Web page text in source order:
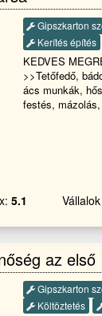
Gipszkarton
Kerítés építés
KEDVES
>>Tetőfedő,
ács munkák,
festés, mázolás,
kedvezmény!!!!
5.1
az első
Gipszkarton
Költöztetés